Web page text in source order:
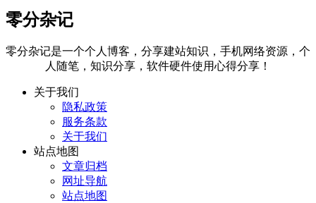
零分杂记
零分杂记是一个个人博客，分享建站知识，手机网络资源，个
人随笔，知识分享，软件硬件使用心得分享！
关于我们
隐私政策
服务条款
关于我们
站点地图
文章归档
网址导航
站点地图